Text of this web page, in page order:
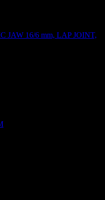
JAW 16/6 mm, LAP JOINT,